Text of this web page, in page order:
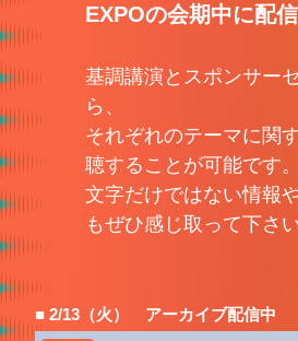
EXPOの会期中に配
基調講演とスポンサー
ら、
それぞれのテーマに関
聴することが可能です。
文字だけではない情報
もぜひ感じ取って下さ
■ 2/13（火） アーカイブ配信中